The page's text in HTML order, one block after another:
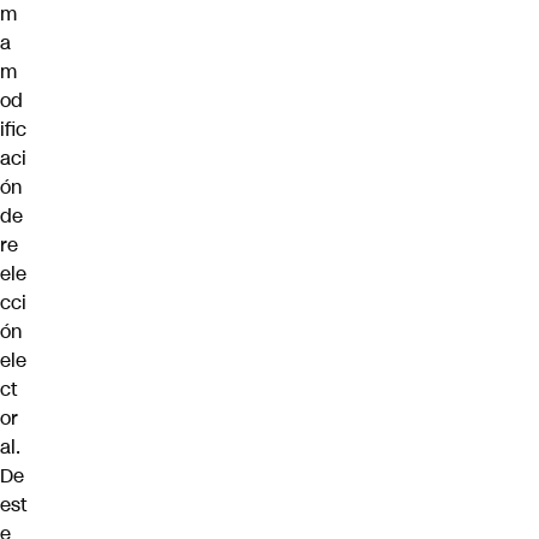
m
a
m
od
ific
aci
ón
de
re
ele
cci
ón
ele
ct
or
al.
De
est